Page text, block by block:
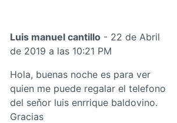
Luis manuel cantillo - 22 de Abril
de 2019 a las 10:21 PM
Hola, buenas noche es para ver
quien me puede regalar el telefono
del seňor luis enrrique baldovino.
Gracias